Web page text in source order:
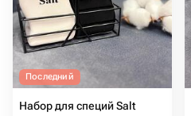
Последний
Набор для специй Salt